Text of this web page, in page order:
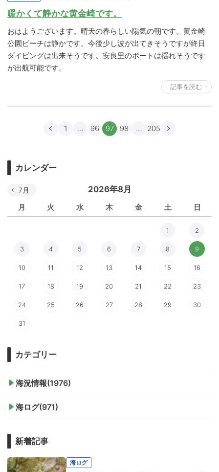
暖かくて静かな黄金崎です。
おはようございます。晴天の春らしい陽気の朝です。黄金崎
公園ビーチは静かです。今後少し波が出てきそうですが終日
ダイビングは出来そうです。安良里のボートは揺れそうです
が出航可能です。
記事を読む
1 … 96 97 98 … 205
カレンダー
2026年8月
月 火 水 木 金 土 日
7月
1 2
3 4 5 6 7 8 9
10 11 12 13 14 15 16
17 18 19 20 21 22 23
24 25 26 27 28 29 30
31
カテゴリー
海況情報(1976)
海ログ(971)
新着記事
海ログ